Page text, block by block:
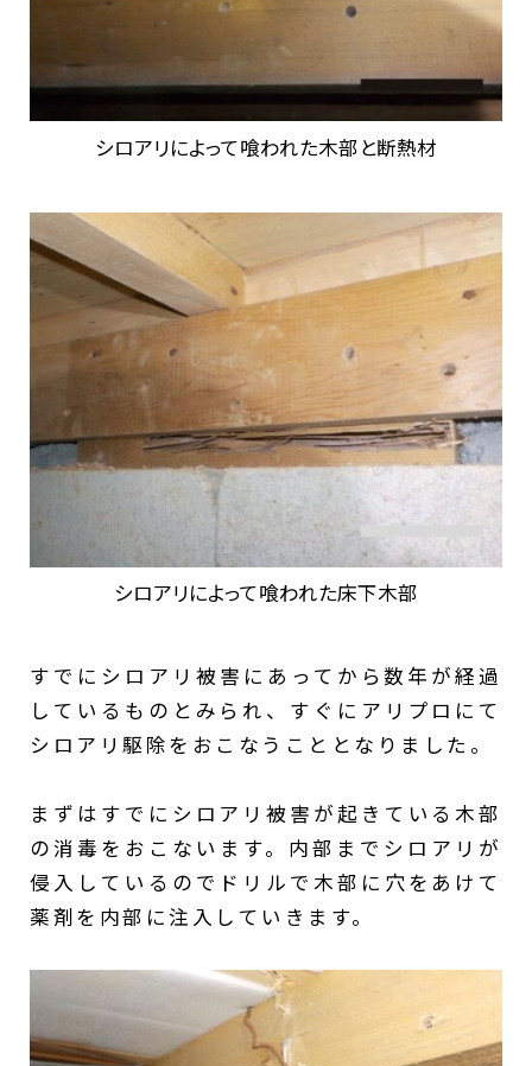
シロアリによって喰われた木部と断熱材
シロアリによって喰われた床下木部
すでにシロアリ被害にあってから数年が経過
しているものとみられ、すぐにアリプロにて
シロアリ駆除をおこなうこととなりました。
まずはすでにシロアリ被害が起きている木部
の消毒をおこないます。内部までシロアリが
侵入しているのでドリルで木部に穴をあけて
薬剤を内部に注入していきます。